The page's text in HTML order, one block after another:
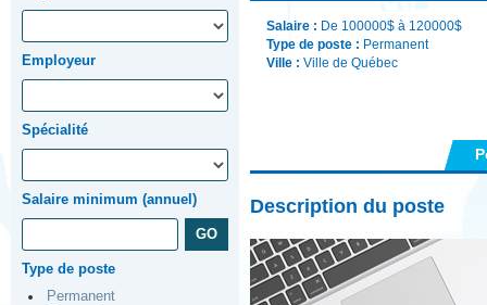
Employeur
Spécialité
Salaire minimum (annuel)
Type de poste
Permanent
Salaire : De 100000$ à 120000$
Type de poste : Permanent
Ville : Ville de Québec
Description du poste